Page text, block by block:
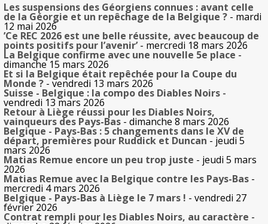
Les suspensions des Géorgiens connues : avant celle
de la Géorgie et un repêchage de la Belgique ? - mardi
12 mai 2026
’Ce REC 2026 est une belle réussite, avec beaucoup de
points positifs pour l’avenir’- mercredi 18 mars 2026
La Belgique confirme avec une nouvelle 5e place -
dimanche 15 mars 2026
Et si la Belgique était repêchée pour la Coupe du
Monde ? - vendredi 13 mars 2026
Suisse - Belgique : la compo des Diables Noirs -
vendredi 13 mars 2026
Retour à Liège réussi pour les Diables Noirs,
vainqueurs des Pays-Bas - dimanche 8 mars 2026
Belgique - Pays-Bas : 5 changements dans le XV de
départ, premières pour Ruddick et Duncan - jeudi 5
mars 2026
Matias Remue encore un peu trop juste - jeudi 5 mars
2026
Matias Remue avec la Belgique contre les Pays-Bas -
mercredi 4 mars 2026
Belgique - Pays-Bas à Liège le 7 mars ! - vendredi 27
février 2026
Contrat rempli pour les Diables Noirs, au caractère -